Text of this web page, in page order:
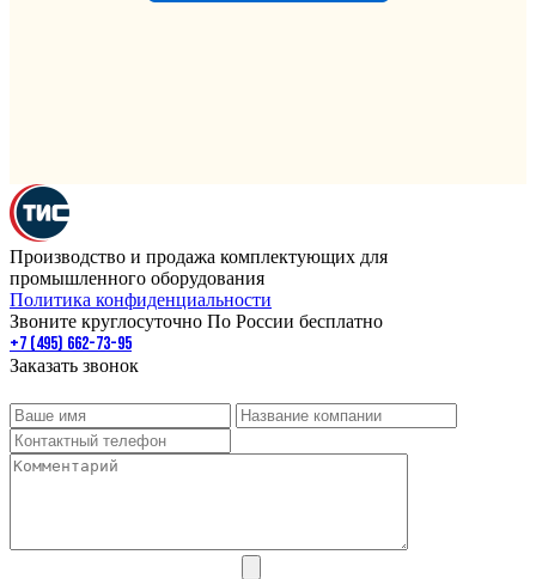
Производство и продажа комплектующих для
промышленного оборудования
Политика конфиденциальности
Звоните круглосуточно По России бесплатно
+7 (495) 662-73-95
Заказать звонок